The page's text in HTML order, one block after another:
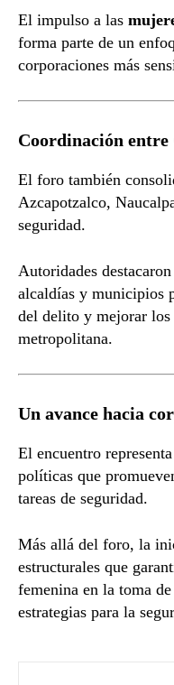
El impulso a las
forma parte de un
corporaciones más
Coordinación
El foro también
Azcapotzalco,
seguridad.
Autoridades
alcaldías y municipios
del delito y mejorar los
metropolitana.
Un avance hacia
El encuentro
políticas que
tareas de seguridad.
Más allá del foro, la
estructurales que
femenina en la toma
estrategias para la